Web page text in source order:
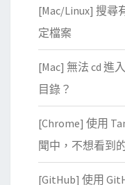
[Mac/Linux] 搜尋
定檔案
[Mac] 無法 cd 進
目錄？
[Chrome] 使用
聞中，不想看到
[GitHub] 使用